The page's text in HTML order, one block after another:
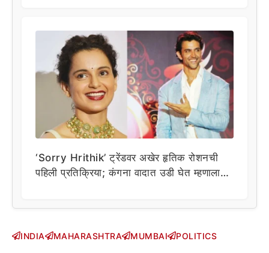
‘Sorry Hrithik’ ट्रेंडवर अखेर हृतिक रोशनची
पहिली प्रतिक्रिया; कंगना वादात उडी घेत म्हणाला…
INDIA MAHARASHTRA MUMBAI POLITICS